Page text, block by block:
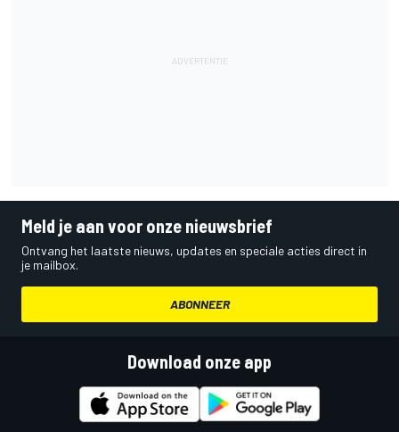
Meld je aan voor onze nieuwsbrief
Ontvang het laatste nieuws, updates en speciale acties direct in
je mailbox.
ABONNEER
Download onze app